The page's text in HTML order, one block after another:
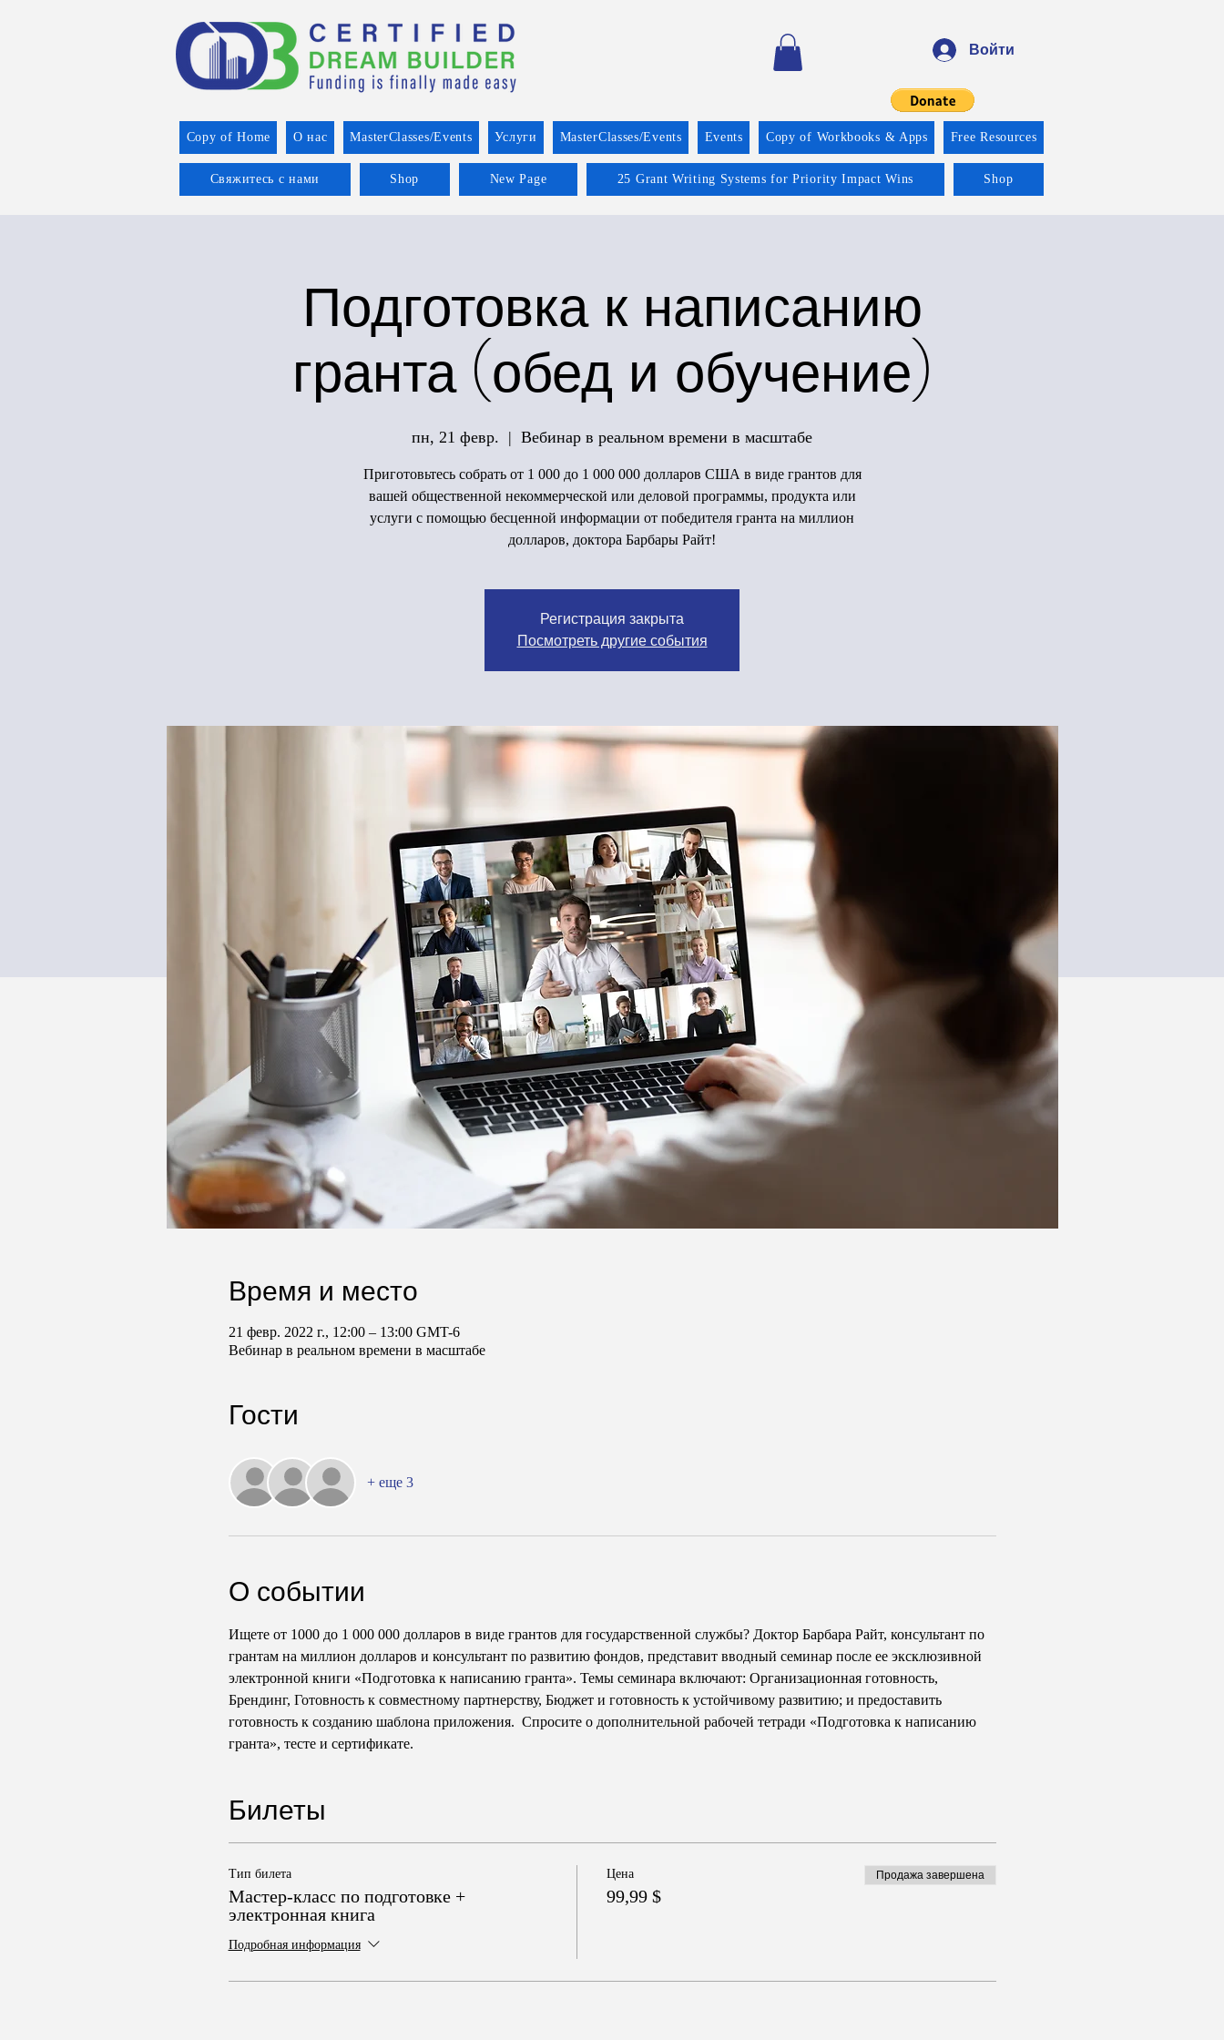
Войти
Copy of Home О нас MasterClasses/Events Услуги MasterClasses/Events Events Copy of Workbooks & Apps Free Resources
Свяжитесь с нами Shop New Page 25 Grant Writing Systems for Priority Impact Wins Shop
Подготовка к написанию
гранта (обед и обучение)
пн, 21 февр.
  |
Вебинар в реальном времени в масштабе
Приготовьтесь собрать от 1 000 до 1 000 000 долларов США в виде грантов для
вашей общественной некоммерческой или деловой программы, продукта или
услуги с помощью бесценной информации от победителя гранта на миллион
долларов, доктора Барбары Райт!
Регистрация закрыта
Посмотреть другие события
Время и место
21 февр. 2022 г., 12:00 – 13:00 GMT-6
Вебинар в реальном времени в масштабе
Гости
+ еще 3
О событии
Ищете от 1000 до 1 000 000 долларов в виде грантов для государственной службы? Доктор Барбара Райт, консультант по
грантам на миллион долларов и консультант по развитию фондов, представит вводный семинар после ее эксклюзивной
электронной книги «Подготовка к написанию гранта». Темы семинара включают: Организационная готовность,
Брендинг, Готовность к совместному партнерству, Бюджет и готовность к устойчивому развитию; и предоставить
готовность к созданию шаблона приложения.  Спросите о дополнительной рабочей тетради «Подготовка к написанию
гранта», тесте и сертификате.
Билеты
Тип билета
Мастер-класс по подготовке +
электронная книга
Подробная информация
Цена
99,99 $
Продажа завершена